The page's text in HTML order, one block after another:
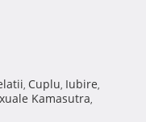
, Cuplu, Iubire,
Kamasutra,